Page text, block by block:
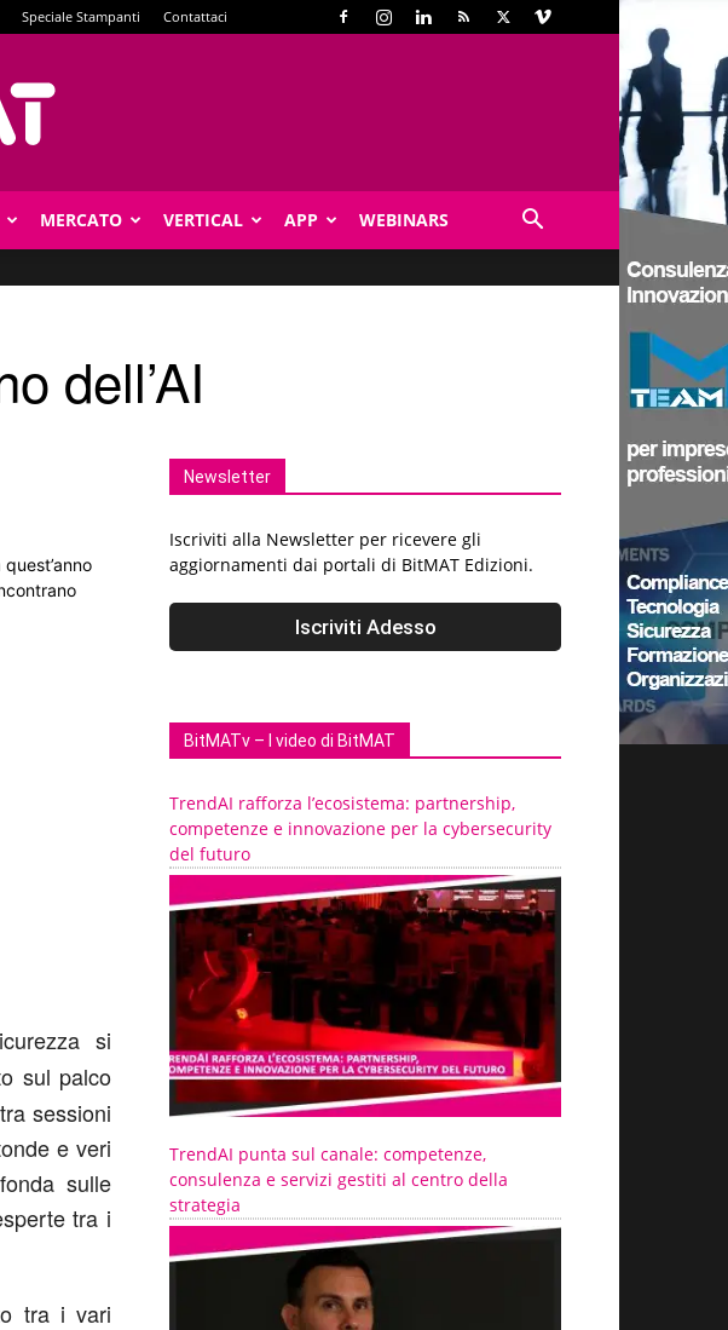
Speciale Stampanti Contattaci
MERCATO VERTICAL APP WEBINARS
dell’AI
si
sul palco
sessioni
e veri
sulle
tra i
tra i vari
Newsletter
Iscriviti alla Newsletter per ricevere gli
aggiornamenti dai portali di BitMAT Edizioni.
BitMATv – I video di BitMAT
TrendAI rafforza l’ecosistema: partnership,
competenze e innovazione per la cybersecurity
del futuro
TrendAI punta sul canale: competenze,
consulenza e servizi gestiti al centro della
strategia